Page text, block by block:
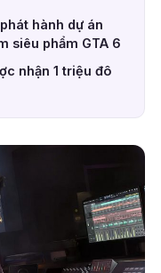
hành dự án
siêu phẩm GTA 6
nhận 1 triệu đô